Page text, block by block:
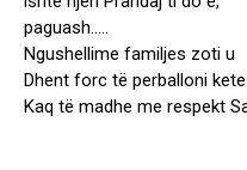
paguash…..
Ngushellime familjes zoti u
Dhent forc të perballoni
Kaq të madhe me respekt